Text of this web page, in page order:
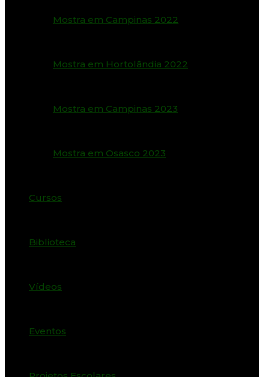
Mostra em Campinas 2022
Mostra em Hortolândia 2022
Mostra em Campinas 2023
Mostra em Osasco 2023
Cursos
Biblioteca
Vídeos
Eventos